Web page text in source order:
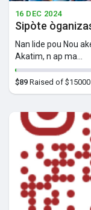
16 DEC 2024
Sipòte
Nan lide pou Nou
Akatim, n ap ma...
$89 Raised of $15000